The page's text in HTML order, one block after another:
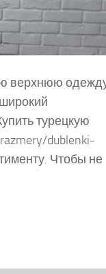
верхнюю
турецкую
dublenki-
Чтобы не